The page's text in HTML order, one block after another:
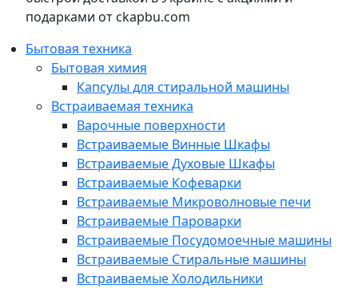
подарками от ckapbu.com
Бытовая техника
Бытовая химия
Капсулы для стиральной машины
Встраиваемая техника
Варочные поверхности
Встраиваемые Винные Шкафы
Встраиваемые Духовые Шкафы
Встраиваемые Кофеварки
Встраиваемые Микроволновые печи
Встраиваемые Пароварки
Встраиваемые Посудомоечные машины
Встраиваемые Стиральные машины
Встраиваемые Холодильники